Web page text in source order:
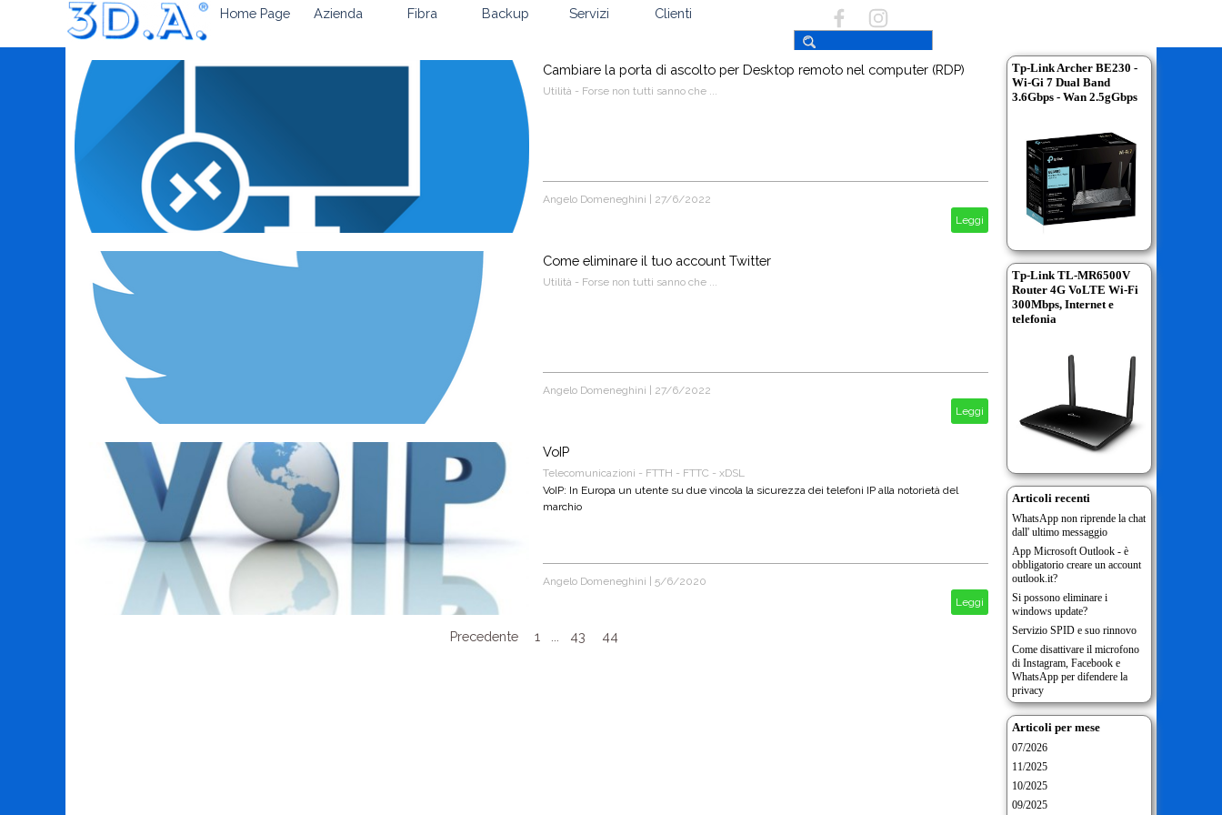
Home Page Azienda Fibra Backup Servizi Clienti
Cambiare la porta di ascolto per Desktop remoto nel computer (RDP)
Utilità - Forse non tutti sanno che ...
Angelo Domeneghini
27/6/2022
Leggi
Come eliminare il tuo account Twitter
Utilità - Forse non tutti sanno che ...
Angelo Domeneghini
27/6/2022
Leggi
VoIP
Telecomunicazioni - FTTH - FTTC - xDSL
VoIP: In Europa un utente su due vincola la sicurezza dei telefoni IP alla notorietà del
marchio
Angelo Domeneghini
5/6/2020
Leggi
Precedente 1 43 44
Tp-Link Archer BE230 -
Wi-Gi 7 Dual Band
3.6Gbps - Wan 2.5gGbps
Tp-Link TL-MR6500V
Router 4G VoLTE Wi-Fi
300Mbps, Internet e
telefonia
Articoli recenti
WhatsApp non riprende la chat
dall' ultimo messaggio
App Microsoft Outlook - è
obbligatorio creare un account
outlook.it?
Si possono eliminare i
windows update?
Servizio SPID e suo rinnovo
Come disattivare il microfono
di Instagram, Facebook e
WhatsApp per difendere la
privacy
Articoli per mese
07/2026
11/2025
10/2025
09/2025